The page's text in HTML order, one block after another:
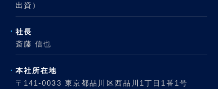
出資）
社長
斎藤 信也
本社所在地
〒141-0033 東京都品川区西品川1丁目1番1号